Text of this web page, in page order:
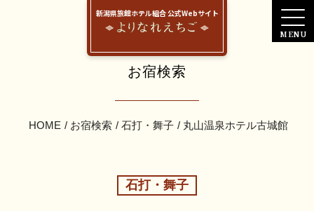
新潟県旅館ホテル組合 公式Webサイト
お宿検索
HOME お宿検索 石打・舞子 丸山温泉ホテル古城館
石打・舞子